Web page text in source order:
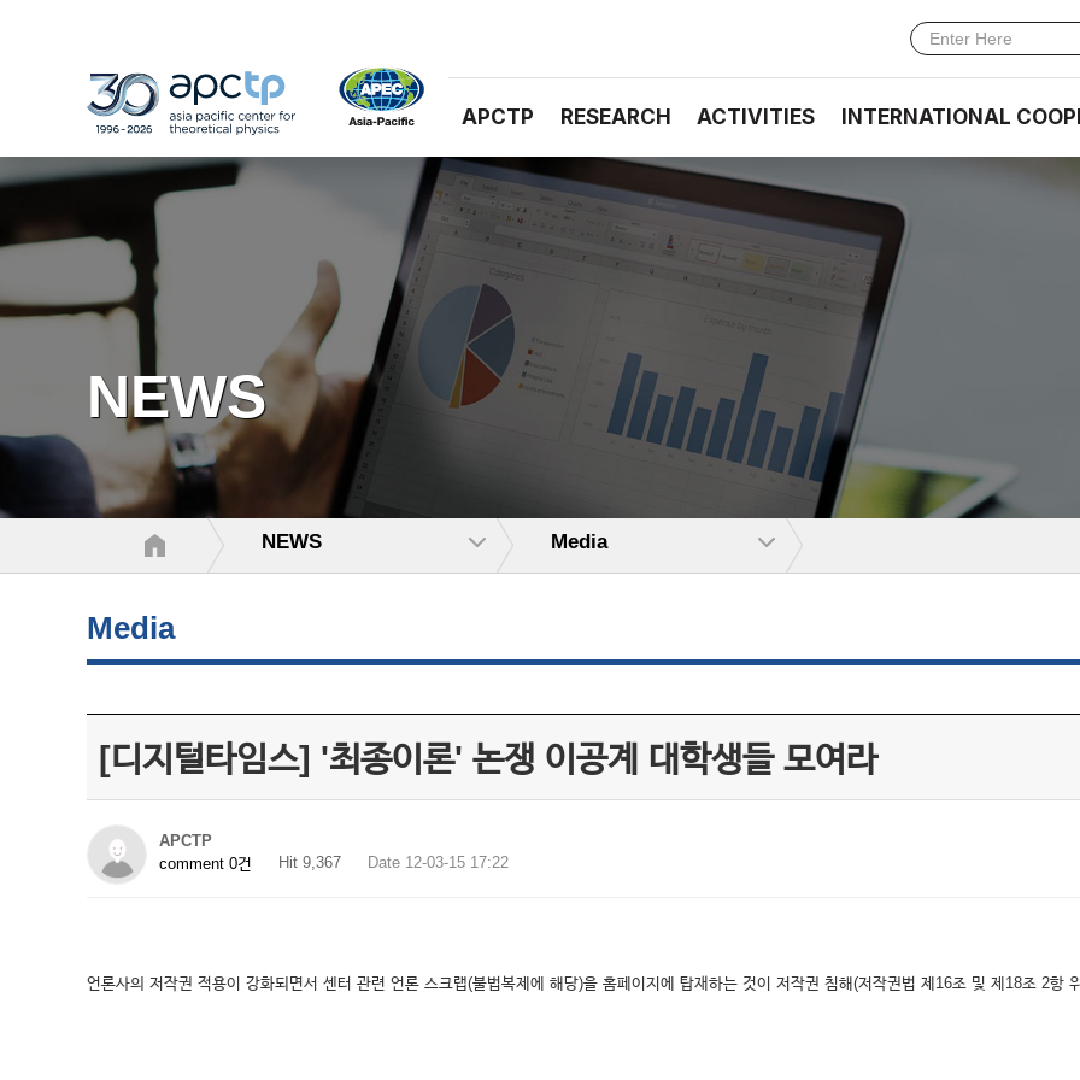
APCTP RESEARCH ACTIVITIES INTERNATIONAL
NEWS
NEWS Media
Media
[디지털타임스] '최종이론' 논쟁 이공계 대학생들 모여라
APCTP
comment 0건
Hit 9,367 Date 12-03-15 17:22
언론사의 저작권 적용이 강화되면서 센터 관련 언론 스크랩(불법복제에 해당)을 홈페이지에 탑재하는 것이 저작권 침해(저작권법 제16조 및 제18조 2항